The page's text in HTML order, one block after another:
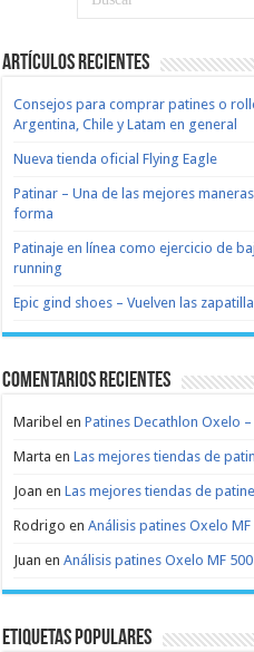
Artículos recientes
Consejos para comprar patines o
Argentina, Chile y Latam en general
Nueva tienda oficial Flying Eagle
Patinar – Una de las mejores
forma
Patinaje en línea como ejercicio de
running
Epic gind shoes – Vuelven las
Comentarios recientes
Maribel enPatines Decathlon Oxelo
Marta enLas mejores tiendas de
Joan enLas mejores tiendas de
Rodrigo enAnálisis patines Oxelo MF
Juan enAnálisis patines Oxelo MF 500
Etiquetas populares